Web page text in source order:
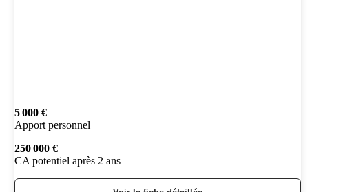
5 000 €
Apport personnel
250 000 €
CA potentiel après 2 ans